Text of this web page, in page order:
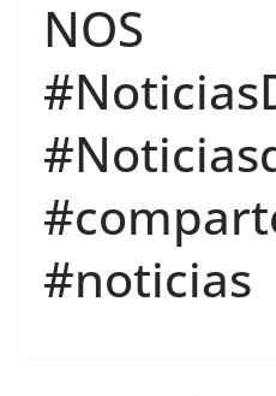
NOS
#noticias